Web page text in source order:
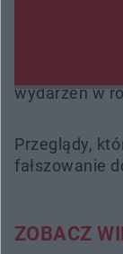
wydarzeń w
Przeglądy,
fałszowanie
ZOBACZ